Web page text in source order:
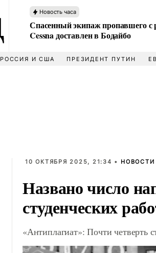
Новость часа
Спасенный экипаж пропавшего с
Cessna доставлен в Бодайбо
РОССИЯ И США ПРЕЗИДЕНТ ПУТИН
10 ОКТЯБРЯ 2025, 21:34 • НОВОСТИ
Названо число
студенческих
«Антиплагиат»: Почти четверть